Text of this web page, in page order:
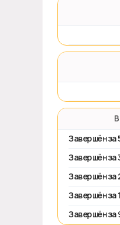
⏱️
Завершён за
Завершён за
Завершён за
Завершён за
Завершён за